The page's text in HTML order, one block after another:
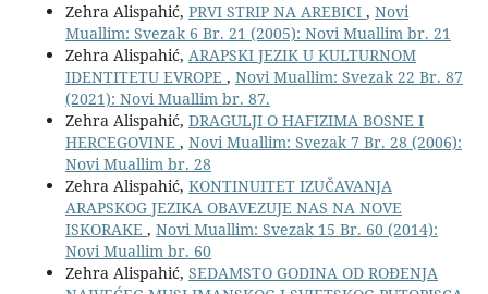
Zehra Alispahić, PRVI STRIP NA AREBICI , Novi
Muallim: Svezak 6 Br. 21 (2005): Novi Muallim br. 21
Zehra Alispahić, ARAPSKI JEZIK U KULTURNOM
IDENTITETU EVROPE , Novi Muallim: Svezak 22 Br. 87
(2021): Novi Muallim br. 87.
Zehra Alispahić, DRAGULJI O HAFIZIMA BOSNE I
HERCEGOVINE , Novi Muallim: Svezak 7 Br. 28 (2006):
Novi Muallim br. 28
Zehra Alispahić, KONTINUITET IZUČAVANJA
ARAPSKOG JEZIKA OBAVEZUJE NAS NA NOVE
ISKORAKE , Novi Muallim: Svezak 15 Br. 60 (2014):
Novi Muallim br. 60
Zehra Alispahić, SEDAMSTO GODINA OD ROĐENJA